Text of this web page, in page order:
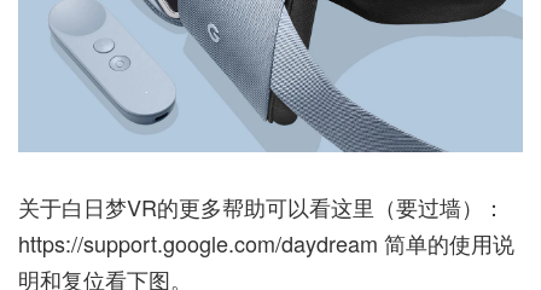
关于白日梦VR的更多帮助可以看这里（要过墙）：
https://support.google.com/daydream 简单的使用说
明和复位看下图。